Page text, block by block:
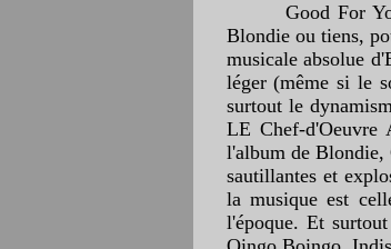
Good For Your
Blondie ou tiens,
musicale absolue
léger (même si le
surtout le
LE Chef-d'Oeuvre
l'album de Blondie,
sautillantes et
la musique est
l'époque. Et